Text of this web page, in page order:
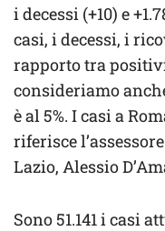
i decessi (+10) e
casi, i decessi, i
rapporto tra positivi
consideriamo
è al 5%. I casi a
riferisce
Lazio, Alessio
Sono 51.141 i casi